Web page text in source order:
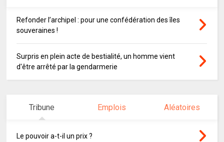
Refonder l’archipel : pour une confédération des îles
souveraines !
Surpris en plein acte de bestialité, un homme vient
d'être arrêté par la gendarmerie
Tribune Emplois Aléatoires
Le pouvoir a-t-il un prix ?